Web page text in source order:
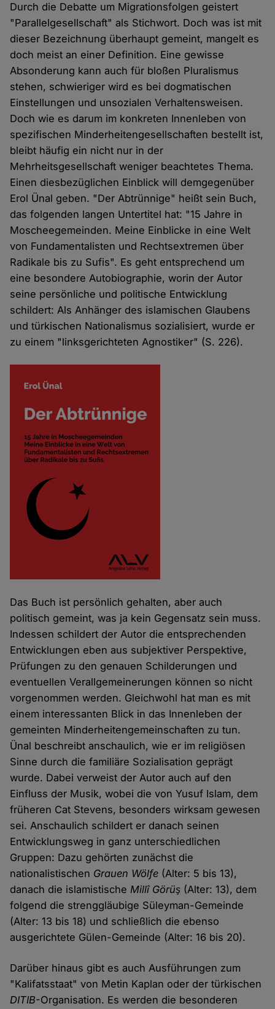
Durch die Debatte um Migrationsfolgen geistert
"Parallelgesellschaft" als Stichwort. Doch was ist mit
dieser Bezeichnung überhaupt gemeint, mangelt es
doch meist an einer Definition. Eine gewisse
Absonderung kann auch für bloßen Pluralismus
stehen, schwieriger wird es bei dogmatischen
Einstellungen und unsozialen Verhaltensweisen.
Doch wie es darum im konkreten Innenleben von
spezifischen Minderheitengesellschaften bestellt ist,
bleibt häufig ein nicht nur in der
Mehrheitsgesellschaft weniger beachtetes Thema.
Einen diesbezüglichen Einblick will demgegenüber
Erol Ünal geben. "Der Abtrünnige" heißt sein Buch,
das folgenden langen Untertitel hat: "15 Jahre in
Moscheegemeinden. Meine Einblicke in eine Welt
von Fundamentalisten und Rechtsextremen über
Radikale bis zu Sufis". Es geht entsprechend um
eine besondere Autobiographie, worin der Autor
seine persönliche und politische Entwicklung
schildert: Als Anhänger des islamischen Glaubens
und türkischen Nationalismus sozialisiert, wurde er
zu einem "linksgerichteten Agnostiker" (S. 226).
Das Buch ist persönlich gehalten, aber auch
politisch gemeint, was ja kein Gegensatz sein muss.
Indessen schildert der Autor die entsprechenden
Entwicklungen eben aus subjektiver Perspektive,
Prüfungen zu den genauen Schilderungen und
eventuellen Verallgemeinerungen können so nicht
vorgenommen werden. Gleichwohl hat man es mit
einem interessanten Blick in das Innenleben der
gemeinten Minderheitengemeinschaften zu tun.
Ünal beschreibt anschaulich, wie er im religiösen
Sinne durch die familiäre Sozialisation geprägt
wurde. Dabei verweist der Autor auch auf den
Einfluss der Musik, wobei die von Yusuf Islam, dem
früheren Cat Stevens, besonders wirksam gewesen
sei. Anschaulich schildert er danach seinen
Entwicklungsweg in ganz unterschiedlichen
Gruppen: Dazu gehörten zunächst die
nationalistischen Grauen Wölfe (Alter: 5 bis 13),
danach die islamistischeMillî Görüş (Alter: 13), dem
folgend die strenggläubige Süleyman-Gemeinde
(Alter: 13 bis 18) und schließlich die ebenso
ausgerichtete Gülen-Gemeinde (Alter: 16 bis 20).
Darüber hinaus gibt es auch Ausführungen zum
"Kalifatsstaat" von Metin Kaplan oder der türkischen
DITIB-Organisation. Es werden die besonderen